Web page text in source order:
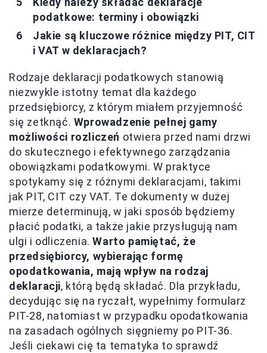
podatkowe: terminy i obowiązki
Jakie są kluczowe różnice między PIT, CIT
i VAT w deklaracjach?
Rodzaje deklaracji podatkowych stanowią
niezwykle istotny temat dla każdego
przedsiębiorcy, z którym miałem przyjemność
się zetknąć. Wprowadzenie pełnej gamy
możliwości rozliczeń otwiera przed nami drzwi
do skutecznego i efektywnego zarządzania
obowiązkami podatkowymi. W praktyce
spotykamy się z różnymi deklaracjami, takimi
jak PIT, CIT czy VAT. Te dokumenty w dużej
mierze determinują, w jaki sposób będziemy
płacić podatki, a także jakie przysługują nam
ulgi i odliczenia.Warto pamiętać, że
przedsiębiorcy, wybierając formę
opodatkowania, mają wpływ na rodzaj
deklaracji, którą będą składać. Dla przykładu,
decydując się na ryczałt, wypełnimy formularz
PIT-28, natomiast w przypadku opodatkowania
na zasadach ogólnych sięgniemy po PIT-36.
Jeśli ciekawi cię ta tematyka to sprawdź